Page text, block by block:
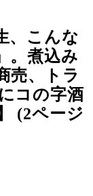
、こんな
。煮込み
売、トラ
コの字酒
(2ページ